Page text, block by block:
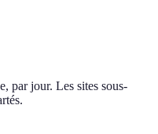
par jour. Les sites sous-